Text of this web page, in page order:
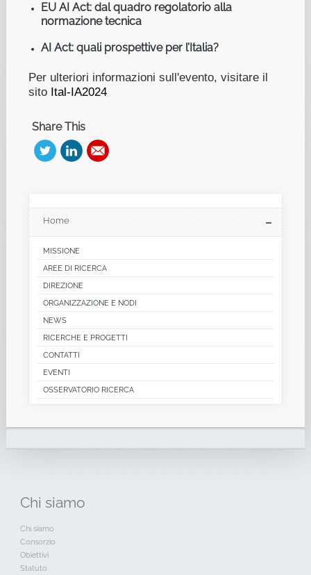
EU AI Act: dal quadro regolatorio alla
normazione tecnica
AI Act: quali prospettive per l’Italia?
Per ulteriori informazioni sull'evento, visitare il
sito Ital-IA2024
Share This
Home
MISSIONE
AREE DI RICERCA
DIREZIONE
ORGANIZZAZIONE E NODI
NEWS
RICERCHE E PROGETTI
CONTATTI
EVENTI
OSSERVATORIO RICERCA
Chi siamo
Chi siamo
Consorzio
Obiettivi
Statuto